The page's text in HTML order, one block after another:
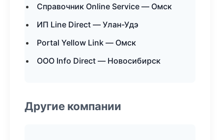
Справочник Online Service — Омск
ИП Line Direct — Улан-Удэ
Portal Yellow Link — Омск
ООО Info Direct — Новосибирск
Другие компании